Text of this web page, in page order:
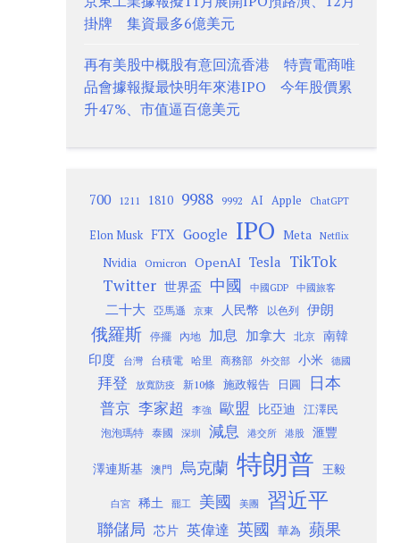
掛牌 集資最多6億美元
再有美股中概股有意回流香港 特賣電商唯
品會據報擬最快明年來港IPO 今年股價累
升47%、市值逼百億美元
700 1211 1810 9988 9992 AI Apple ChatGPT
Elon Musk FTX Google IPO Meta Netflix
Nvidia Omicron OpenAI Tesla TikTok
Twitter 世界盃 中國 中國GDP 中國旅客
二十大 亞馬遜 京東 人民幣 以色列 伊朗
俄羅斯 停擺 內地 加息 加拿大 北京
南韓
印度
台灣 台積電 哈里 商務部 外交部 小米 德國
拜登 放寬防疫 新10條 施政報告 日圓 日本
普京 李家超 李強 歐盟 比亞迪 江澤民
泡泡瑪特 泰國 深圳 減息 港交所 港股 滙豐
澤連斯基 澳門 烏克蘭 特朗普 王毅
白宮 稀土 罷工 美國 美團 習近平
聯儲局 芯片 英偉達 英國 華為 蘋果